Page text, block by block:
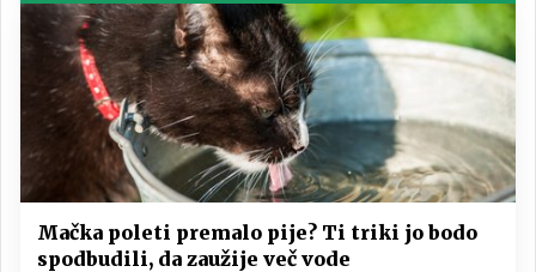
Mačka poleti premalo pije? Ti triki jo bodo
spodbudili, da zaužije več vode